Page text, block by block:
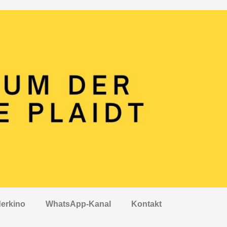
WhatsApp-Kanal Kontakt